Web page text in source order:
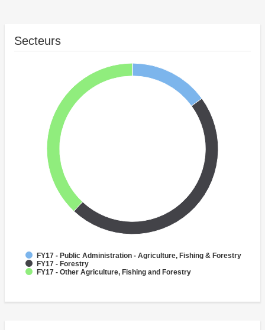
Secteurs
FY17 - Public Administration - Agriculture, Fishing & Forestry
FY17 - Forestry
FY17 - Other Agriculture, Fishing and Forestry